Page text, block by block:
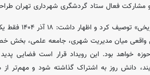
و مشارکت فعال ستاد گردشگری شهرداری تهران
قاسمی این همایش را «نقطه
واقعی میان مدیریت شهری، جامعه علمی، بخش
خواهد بود. این رویداد قرار است فضایی
دانش روز به اشتراک گذاشته شود و مهم‌تر